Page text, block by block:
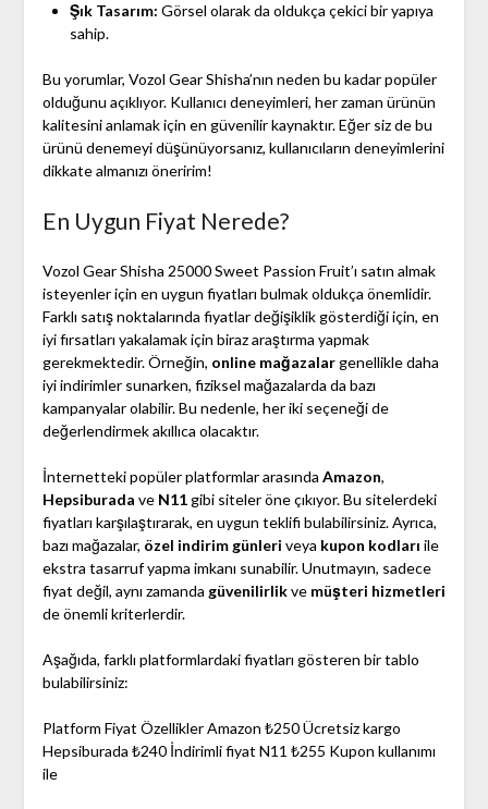
Şık Tasarım: Görsel olarak da oldukça çekici bir yapıya
sahip.
Bu yorumlar, Vozol Gear Shisha’nın neden bu kadar popüler
olduğunu açıklıyor. Kullanıcı deneyimleri, her zaman ürünün
kalitesini anlamak için en güvenilir kaynaktır. Eğer siz de bu
ürünü denemeyi düşünüyorsanız, kullanıcıların deneyimlerini
dikkate almanızı öneririm!
En Uygun Fiyat Nerede?
Vozol Gear Shisha 25000 Sweet Passion Fruit’ı satın almak
isteyenler için en uygun fiyatları bulmak oldukça önemlidir.
Farklı satış noktalarında fiyatlar değişiklik gösterdiği için, en
iyi fırsatları yakalamak için biraz araştırma yapmak
gerekmektedir. Örneğin, online mağazalargenellikle daha
iyi indirimler sunarken, fiziksel mağazalarda da bazı
kampanyalar olabilir. Bu nedenle, her iki seçeneği de
değerlendirmek akıllıca olacaktır.
İnternetteki popüler platformlar arasında Amazon,
Hepsiburada ve N11gibi siteler öne çıkıyor. Bu sitelerdeki
fiyatları karşılaştırarak, en uygun teklifi bulabilirsiniz. Ayrıca,
bazı mağazalar, özel indirim günleri veya kupon kodları ile
ekstra tasarruf yapma imkanı sunabilir. Unutmayın, sadece
fiyat değil, aynı zamanda güvenilirlikve müşteri hizmetleri
de önemli kriterlerdir.
Aşağıda, farklı platformlardaki fiyatları gösteren bir tablo
bulabilirsiniz:
Platform Fiyat Özellikler Amazon ₺250 Ücretsiz kargo
Hepsiburada ₺240 İndirimli fiyat N11 ₺255 Kupon kullanımı
ile